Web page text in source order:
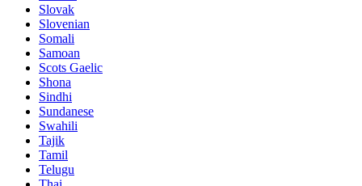
Slovak
Slovenian
Somali
Samoan
Scots Gaelic
Shona
Sindhi
Sundanese
Swahili
Tajik
Tamil
Telugu